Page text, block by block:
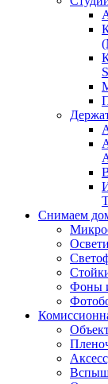
Снимаем
Фоны